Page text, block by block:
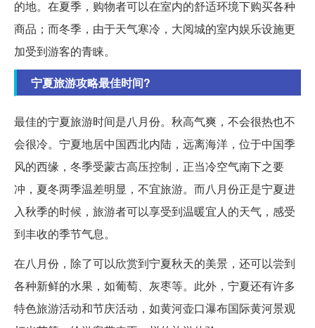
的地。在夏季，购物者可以在室内的舒适环境下购买各种
商品；而冬季，由于天气寒冷，大阅城的室内娱乐设施更
加受到游客的青睐。
宁夏旅游攻略最佳时间?
最佳的宁夏旅游时间是八月份。秋高气爽，不会很热也不
会很冷。宁夏地居中国西北内陆，远离海洋，位于中国季
风的西缘，冬季受蒙古高压控制，正当冷空气南下之要
冲，夏冬两季温差明显，不宜旅游。而八月份正是宁夏进
入秋季的时候，旅游者可以享受到温暖宜人的天气，感受
到丰收的季节气息。
在八月份，除了可以欣赏到宁夏秋天的美景，还可以尝到
各种新鲜的水果，如葡萄、灰枣等。此外，宁夏还有许多
特色旅游活动和节庆活动，如黄河壶口瀑布国际黄河景观